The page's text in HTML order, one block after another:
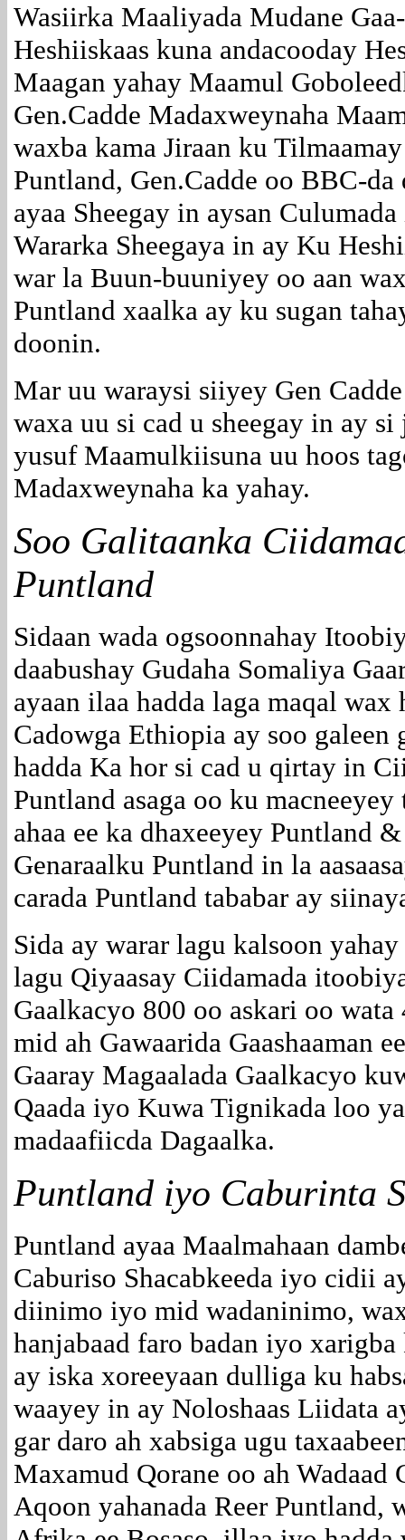
Wasiirka Maaliyada Mudane
Heshiiskaas kuna andacooday
Maagan yahay Maamul
Gen.Cadde Madaxweynaha
waxba kama Jiraan ku
Puntland, Gen.Cadde oo BBC-
ayaa Sheegay in aysan
Wararka Sheegaya in ay Ku
war la Buun-buuniyey oo aan
Puntland xaalka ay ku sugan
doonin.
Mar uu waraysi siiyey Gen
waxa uu si cad u sheegay in ay
yusuf Maamulkiisuna uu hoos
Madaxweynaha ka yahay.
Soo Galitaanka
Puntland
Sidaan wada ogsoonnahay
daabushay Gudaha Somaliya
ayaan ilaa hadda laga maqal
Cadowga Ethiopia ay soo galeen
hadda Ka hor si cad u qirtay in
Puntland asaga oo ku
ahaa ee ka dhaxeeyey Puntland
Genaraalku Puntland in la
carada Puntland tababar ay
Sida ay warar lagu kalsoon
lagu Qiyaasay Ciidamada
Gaalkacyo 800 oo askari oo
mid ah Gawaarida Gaashaaman
Gaaray Magaalada Gaalkacyo
Qaada iyo Kuwa Tignikada loo
madaafiicda Dagaalka.
Puntland iyo Caburinta
Puntland ayaa Maalmahaan
Caburiso Shacabkeeda iyo cidii
diinimo iyo mid wadaninimo,
hanjabaad faro badan iyo
ay iska xoreeyaan dulliga ku
waayey in ay Noloshaas Liidata
gar daro ah xabsiga ugu
Maxamud Qorane oo ah
Aqoon yahanada Reer Puntland,